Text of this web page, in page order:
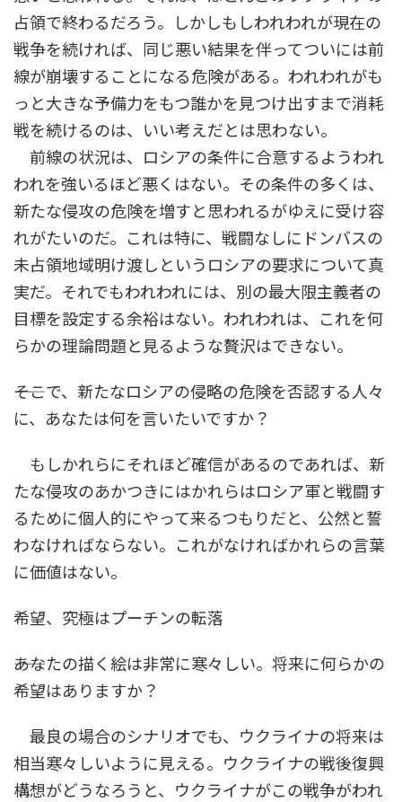
占領で終わるだろう。しかしもしわれわれが現在の
戦争を続ければ、同じ悪い結果を伴ってついには前
線が崩壊することになる危険がある。われわれがも
っと大きな予備力をもつ誰かを見つけ出すまで消耗
戦を続けるのは、いい考えだとは思わない。
前線の状況は、ロシアの条件に合意するようわれ
われを強いるほど悪くはない。その条件の多くは、
新たな侵攻の危険を増すと思われるがゆえに受け容
れがたいのだ。これは特に、戦闘なしにドンバスの
未占領地域明け渡しというロシアの要求について真
実だ。それでもわれわれには、別の最大限主義者の
目標を設定する余裕はない。われわれは、これを何
らかの理論問題と見るような贅沢はできない。
――そこで、新たなロシアの侵略の危険を否認する人々
に、あなたは何を言いたいですか？
もしかれらにそれほど確信があるのであれば、新
たな侵攻のあかつきにはかれらはロシア軍と戦闘す
るために個人的にやって来るつもりだと、公然と誓
わなければならない。これがなければかれらの言葉
に価値はない。
希望、究極はプーチンの転落
――あなたの描く絵は非常に寒々しい。将来に何らかの
希望はありますか？
最良の場合のシナリオでも、ウクライナの将来は
相当寒々しいように見える。ウクライナの戦後復興
構想がどうなろうと、ウクライナがこの戦争がわれ